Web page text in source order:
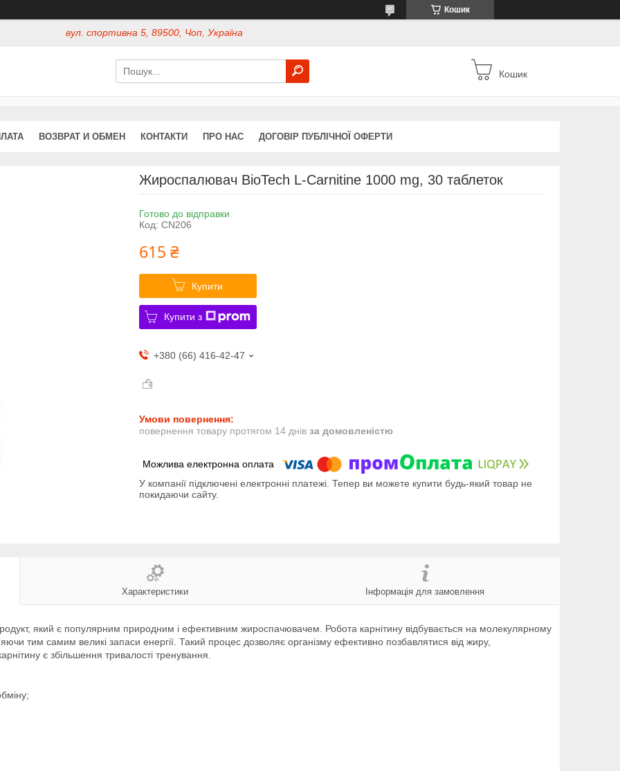
Кошик
вул. спортивна 5, 89500, Чоп, Україна
Кошик
ВОЗВРАТ И ОБМЕН КОНТАКТИ ПРО НАС ДОГОВІР ПУБЛІЧНОЇ ОФЕРТИ
Жироспалювач BioTech L-Carnitine 1000 mg, 30 таблеток
Готово до відправки
Код: CN206
615 ₴
Купити
Купити з
+380 (66) 416-42-47
повернення товару протягом 14 днів за домовленістю
У компанії підключені електронні платежі. Тепер ви можете купити будь-який товар не
покидаючи сайту.
Характеристики Інформація для замовлення
який є популярним природним і ефективним жироспачювачем. Робота карнітину відбувається на молекулярному
тим самим великі запаси енергії. Такий процес дозволяє організму ефективно позбавлятися від жиру,
є збільшення тривалості тренування.